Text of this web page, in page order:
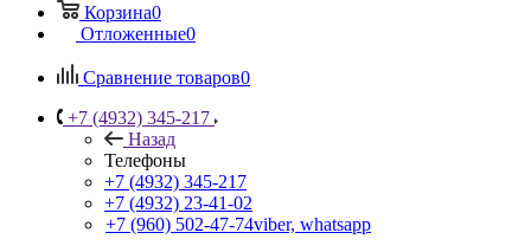
Корзина0
Отложенные0
Сравнение товаров0
+7 (4932) 345-217
Назад
Телефоны
+7 (4932) 345-217
+7 (4932) 23-41-02
+7 (960) 502-47-74viber, whatsapp